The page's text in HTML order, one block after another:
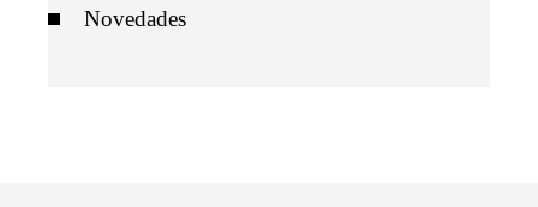
Novedades